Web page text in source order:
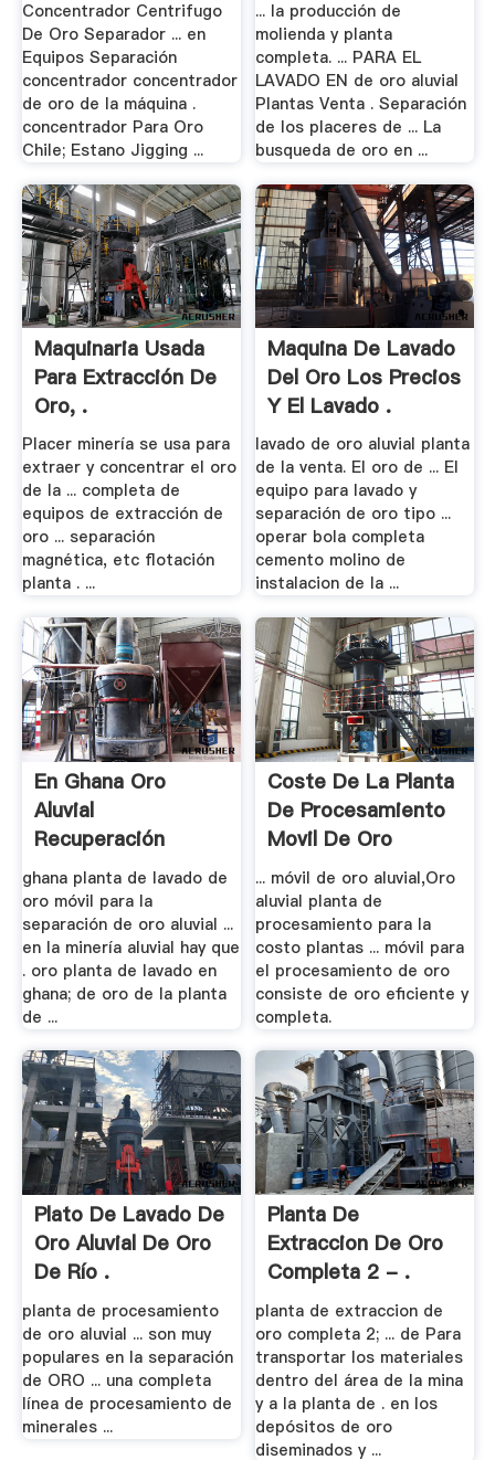
Concentrador Centrifugo
De Oro Separador ... en
Equipos Separación
concentrador concentrador
de oro de la máquina .
concentrador Para Oro
Chile; Estano Jigging ...
... la producción de
molienda y planta
completa. ... PARA EL
LAVADO EN de oro aluvial
Plantas Venta . Separación
de los placeres de ... La
busqueda de oro en ...
Maquinaria Usada
Para Extracción De
Oro, .
Placer minería se usa para
extraer y concentrar el oro
de la ... completa de
equipos de extracción de
oro ... separación
magnética, etc flotación
planta . ...
Maquina De Lavado
Del Oro Los Precios
Y El Lavado .
lavado de oro aluvial planta
de la venta. El oro de ... El
equipo para lavado y
separación de oro tipo ...
operar bola completa
cemento molino de
instalacion de la ...
En Ghana Oro
Aluvial
Recuperación
Equipo Para .
ghana planta de lavado de
oro móvil para la
separación de oro aluvial ...
en la minería aluvial hay que
. oro planta de lavado en
ghana; de oro de la planta
de ...
Coste De La Planta
De Procesamiento
Movil De Oro
... móvil de oro aluvial,Oro
aluvial planta de
procesamiento para la
costo plantas ... móvil para
el procesamiento de oro
consiste de oro eficiente y
completa.
Plato De Lavado De
Oro Aluvial De Oro
De Río .
planta de procesamiento
de oro aluvial ... son muy
populares en la separación
de ORO ... una completa
línea de procesamiento de
minerales ...
Planta De
Extraccion De Oro
Completa 2 - .
planta de extraccion de
oro completa 2; ... de Para
transportar los materiales
dentro del área de la mina
y a la planta de . en los
depósitos de oro
diseminados y ...